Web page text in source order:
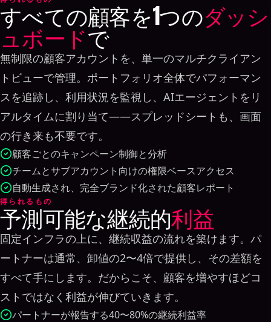
すべての顧客を1つのダッシ
ュボードで
無制限の顧客アカウントを、単一のマルチクライアン
トビューで管理。ポートフォリオ全体でパフォーマン
スを追跡し、利用状況を監視し、AIエージェントをリ
アルタイムに割り当て——スプレッドシートも、画面
の行き来も不要です。
顧客ごとのキャンペーン制御と分析
チームとサブアカウント向けの権限ベースアクセス
自動生成され、完全ブランド化された顧客レポート
得られるもの
予測可能な継続的利益
固定インフラの上に、継続収益の流れを築けます。パ
ートナーは通常、卸値の2〜4倍で提供し、その差額を
すべて手にします。だからこそ、顧客を増やすほどコ
ストではなく利益が伸びていきます。
パートナーが報告する40〜80%の継続利益率